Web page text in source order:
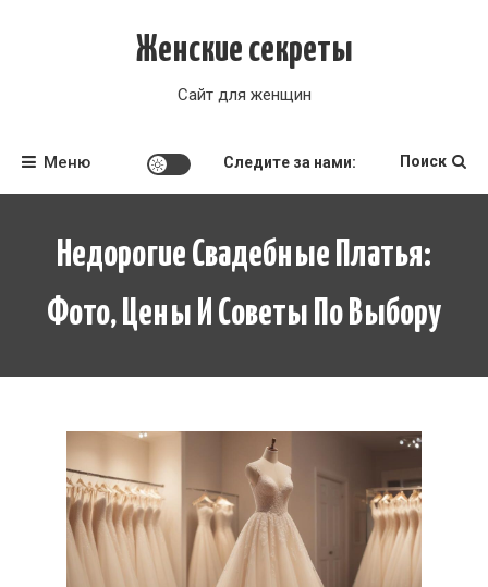
Женские секреты
Сайт для женщин
Меню Следите за нами: Поиск
Недорогие Свадебные Платья:
Фото, Цены И Советы По Выбору